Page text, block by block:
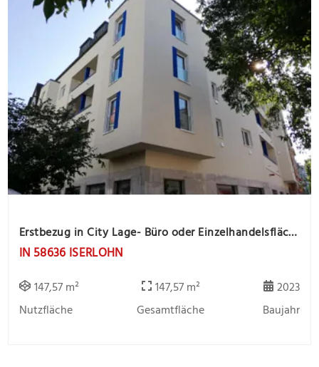
Erstbezug in City Lage- Büro oder Einzelhandelsfläche sucht Mieter
IN 58636 ISERLOHN
147,57 m²
Nutzfläche
147,57 m²
Gesamtfläche
2023
Baujahr